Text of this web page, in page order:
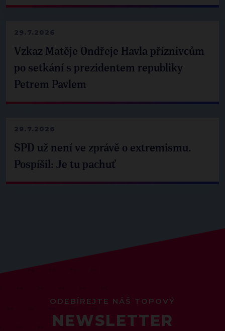
29.7.2026
Vzkaz Matěje Ondřeje Havla příznivcům
po setkání s prezidentem republiky
Petrem Pavlem
29.7.2026
SPD už není ve zprávě o extremismu.
Pospíšil: Je tu pachuť
ODEBÍREJTE NÁŠ TOPOVÝ
NEWSLETTER